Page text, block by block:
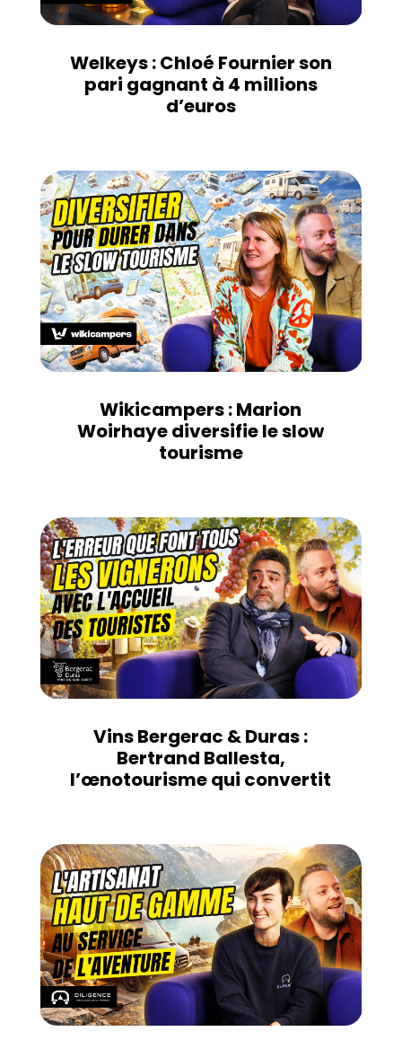
Welkeys : Chloé Fournier son
pari gagnant à 4 millions
d’euros
Wikicampers : Marion
Woirhaye diversifie le slow
tourisme
Vins Bergerac & Duras :
Bertrand Ballesta,
l’œnotourisme qui convertit